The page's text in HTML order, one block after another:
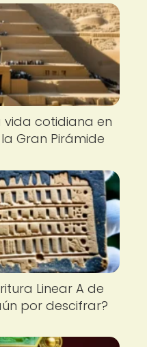
vida cotidiana en
Gran Pirámide
Linear A de
por descifrar?